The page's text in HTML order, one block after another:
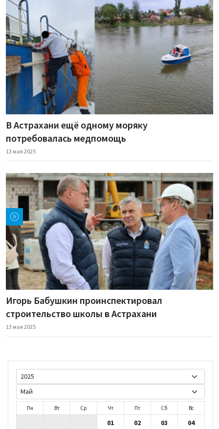
В Астрахани ещё одному моряку
потребовалась медпомощь
13 мая 2025
Игорь Бабушкин проинспектировал
строительство школы в Астрахани
13 мая 2025
Пн Вт Ср Чт Пт Сб Вс
01 02 03
04